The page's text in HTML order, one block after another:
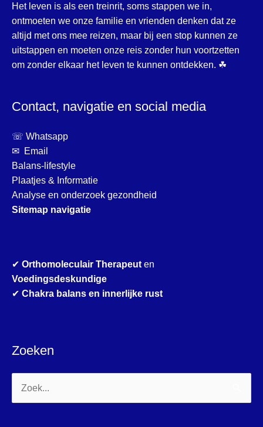
Het leven is als een treinrit, soms stappen we in,
ontmoeten we onze familie en vrienden denken dat ze
altijd met ons mee reizen, maar bij een stop kunnen ze
uitstappen en moeten onze reis zonder hun voortzetten
om zonder elkaar het leven te kunnen ontdekken. ☘
Contact, navigatie en social media
☏ Whatsapp
✉ Email
Balans-lifestyle
Plaatjes & Informatie
Analyse en onderzoek gezondheid
Sitemap navigatie
✔ Orthomoleculair Therapeut en
Voedingsdeskundige
✔ Chakra balans en innerlijke rust
Zoeken
Zoek
naar: